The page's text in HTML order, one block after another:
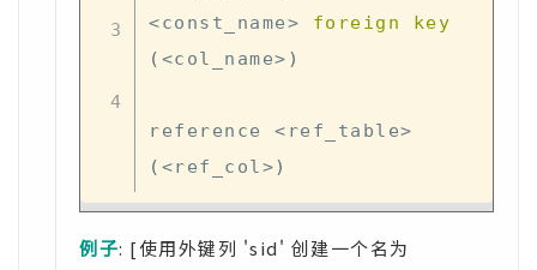
<const_name> foreign
key
( <col_name> )
reference < ref_table>
( <ref_col >)
例子: [使用外键列 'sid' 创建一个名为